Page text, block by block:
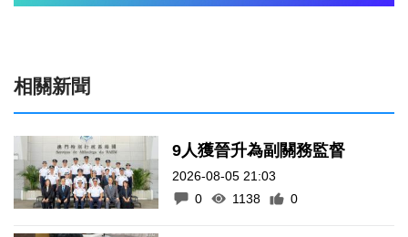
相關新聞
9人獲晉升為副關務監督
2026-08-05 21:03
0
1138 0